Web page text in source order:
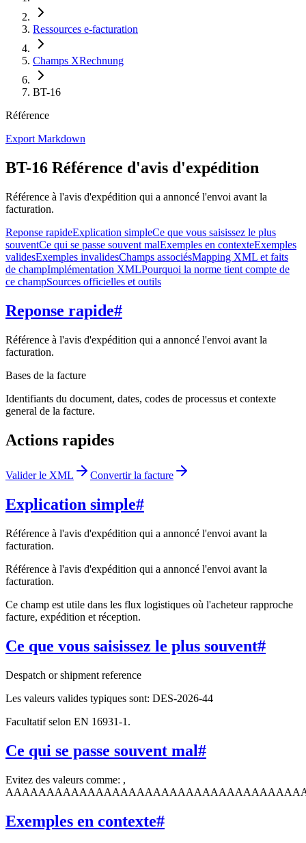
Ressources e-facturation
Champs XRechnung
BT-16
Référence
Export Markdown
BT-16 Référence d'avis d'expédition
Référence à l'avis d'expédition qui a annoncé l'envoi avant la
facturation.
Reponse rapideExplication simpleCe que vous saisissez le plus
souventCe qui se passe souvent malExemples en contexteExemples
validesExemples invalidesChamps associésMapping XML et faits
de champImplémentation XMLPourquoi la norme tient compte de
ce champSources officielles et outils
Reponse rapide#
Référence à l'avis d'expédition qui a annoncé l'envoi avant la
facturation.
Bases de la facture
Identifiants du document, dates, codes de processus et contexte
general de la facture.
Actions rapides
Valider le XML Convertir la facture
Explication simple#
Référence à l'avis d'expédition qui a annoncé l'envoi avant la
facturation.
Référence à l'avis d'expédition qui a annoncé l'envoi avant la
facturation.
Ce champ est utile dans les flux logistiques où l'acheteur rapproche
facture, expédition et réception.
Ce que vous saisissez le plus souvent#
Despatch or shipment reference
Les valeurs valides typiques sont: DES-2026-44
Facultatif selon EN 16931-1.
Ce qui se passe souvent mal#
Evitez des valeurs comme: ,
Exemples en contexte#